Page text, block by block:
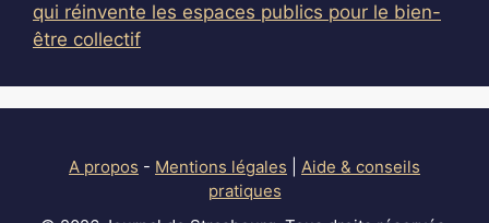
qui réinvente les espaces publics pour le bien-
être collectif
A propos - Mentions légales
Aide & conseils
pratiques